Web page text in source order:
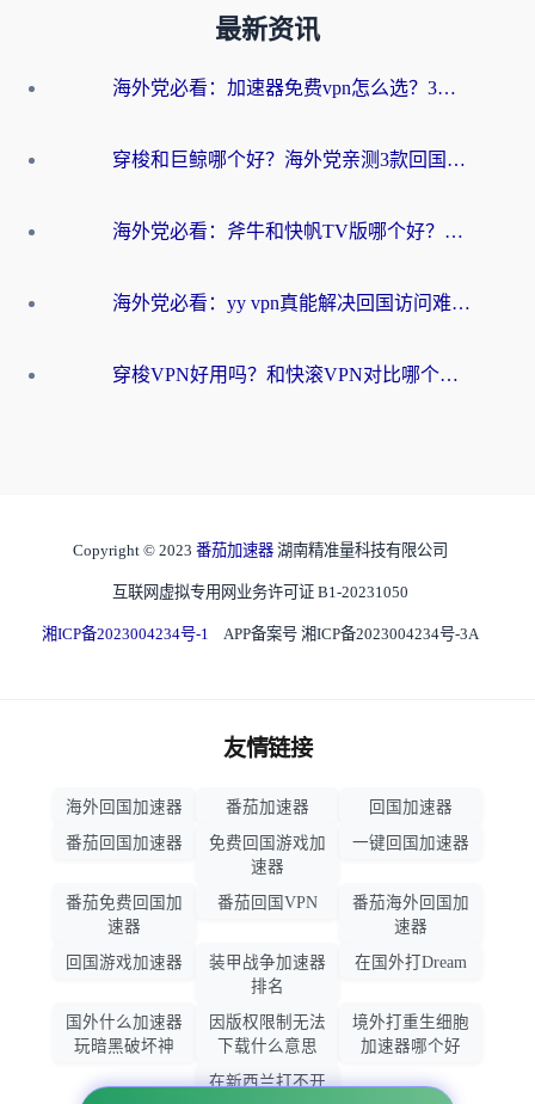
最新资讯
海外党必看：加速器免费vpn怎么选？3步教你无缝访问国内资源
穿梭和巨鲸哪个好？海外党亲测3款回国加速器，教你避开90%的坑
海外党必看：斧牛和快帆TV版哪个好？3分钟选对回国加速器，无缝刷B站、追热剧
海外党必看：yy vpn真能解决回国访问难题？附云极initap测评+免费方案对比
穿梭VPN好用吗？和快滚VPN对比哪个回国效果更好？海外党选回国加速器必看指南
Copyright © 2023 番茄加速器 湖南精准量科技有限公司
互联网虚拟专用网业务许可证 B1-20231050
湘ICP备2023004234号-1 APP备案号 湘ICP备2023004234号-3A
友情链接
海外回国加速器 番茄加速器
回国加速器
番茄回国加速器
免费回国游戏加
速器
一键回国加速器
番茄免费回国加
速器
番茄回国VPN
番茄海外回国加
速器
回国游戏加速器
装甲战争加速器
排名
在国外打Dream
国外什么加速器
玩暗黑破坏神
因版权限制无法
下载什么意思
境外打重生细胞
加速器哪个好
在新西兰打不开